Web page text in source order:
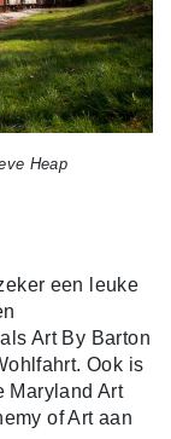
Heap
een leuke
Art By Barton
Ook is
Maryland Art
of Art aan